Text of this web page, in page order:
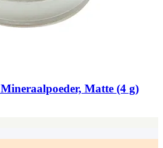
Mineraalpoeder, Matte (4 g)